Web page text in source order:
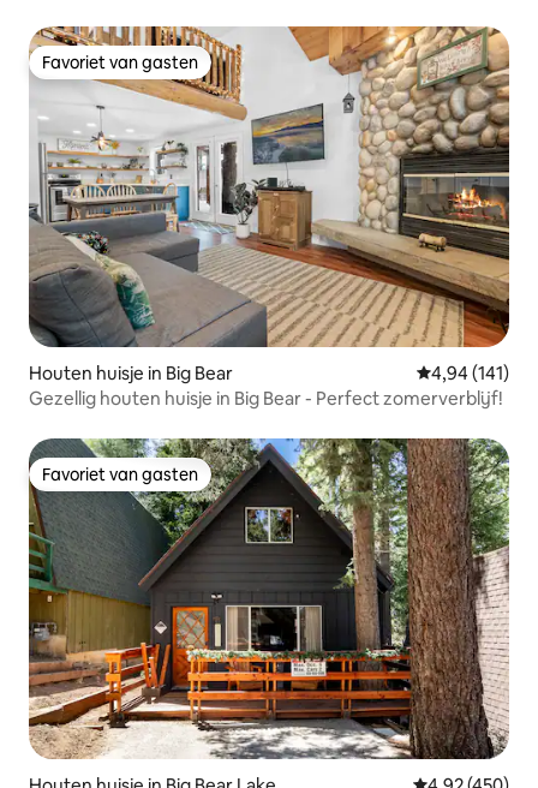
Favoriet van gasten
Favoriet van gasten
Houten huisje in Big Bear Gemiddelde
4,94 (141)
Gezellig houten huisje in Big Bear - Perfect zomerverblijf!
Favoriet van gasten
Favoriet van gasten